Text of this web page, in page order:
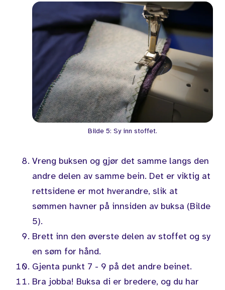
Bilde 5: Sy inn stoffet.
Vreng buksen og gjør det samme langs den
andre delen av samme bein. Det er viktig at
rettsidene er mot hverandre, slik at
sømmen havner på innsiden av buksa (Bilde
5).
Brett inn den øverste delen av stoffet og sy
en søm for hånd.
Gjenta punkt 7 - 9 på det andre beinet.
Bra jobba! Buksa di er bredere, og du har